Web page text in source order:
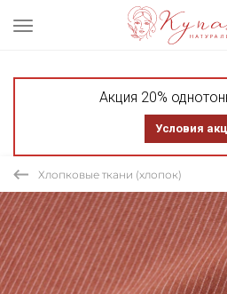
Акция 20%
Условия
Хлопковые ткани (хлопок)